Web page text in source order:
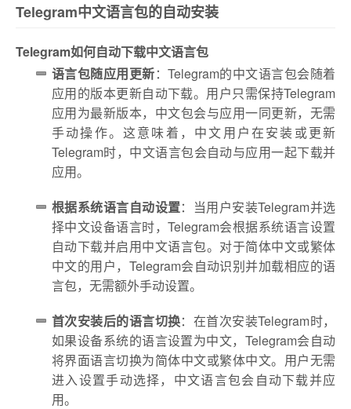
Telegram中文语言包的自动安装
Telegram如何自动下载中文语言包
语言包随应用更新：Telegram的中文语言包会随着
应用的版本更新自动下载。用户只需保持Telegram
应用为最新版本，中文包会与应用一同更新，无需
手动操作。这意味着，中文用户在安装或更新
Telegram时，中文语言包会自动与应用一起下载并
应用。
根据系统语言自动设置：当用户安装Telegram并选
择中文设备语言时，Telegram会根据系统语言设置
自动下载并启用中文语言包。对于简体中文或繁体
中文的用户，Telegram会自动识别并加载相应的语
言包，无需额外手动设置。
首次安装后的语言切换：在首次安装Telegram时，
如果设备系统的语言设置为中文，Telegram会自动
将界面语言切换为简体中文或繁体中文。用户无需
进入设置手动选择，中文语言包会自动下载并应
用。